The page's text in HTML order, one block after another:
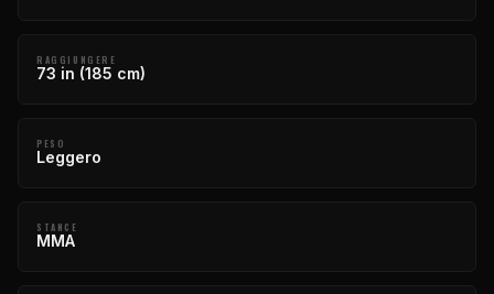
RAGGIUNGERE
73 in (185 cm)
PESO
Leggero
STANCE
MMA